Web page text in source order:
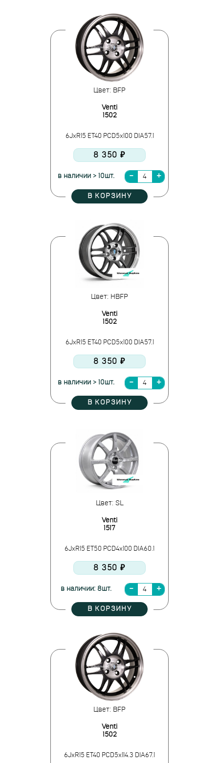
Цвет: BFP
Venti
1502
6JxR15 ET40 PCD5x100 DIA57.1
8 350 ₽
в наличии > 10шт.
В КОРЗИНУ
Цвет: HBFP
Venti
1502
6JxR15 ET40 PCD5x100 DIA57.1
8 350 ₽
в наличии > 10шт.
В КОРЗИНУ
Цвет: SL
Venti
1517
6JxR15 ET50 PCD4x100 DIA60.1
8 350 ₽
в наличии: 8шт.
В КОРЗИНУ
Цвет: BFP
Venti
1502
6JxR15 ET40 PCD5x114.3 DIA67.1